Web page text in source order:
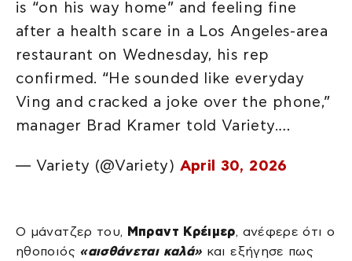
is “on his way home” and feeling fine
after a health scare in a Los Angeles-area
restaurant on Wednesday, his rep
confirmed. “He sounded like everyday
Ving and cracked a joke over the phone,”
manager Brad Kramer told Variety.…
— Variety (@Variety) April 30, 2026
Ο μάνατζερ του, Μπραντ Κρέιμερ, ανέφερε ότι ο
ηθοποιός «αισθάνεται καλά» και εξήγησε πως